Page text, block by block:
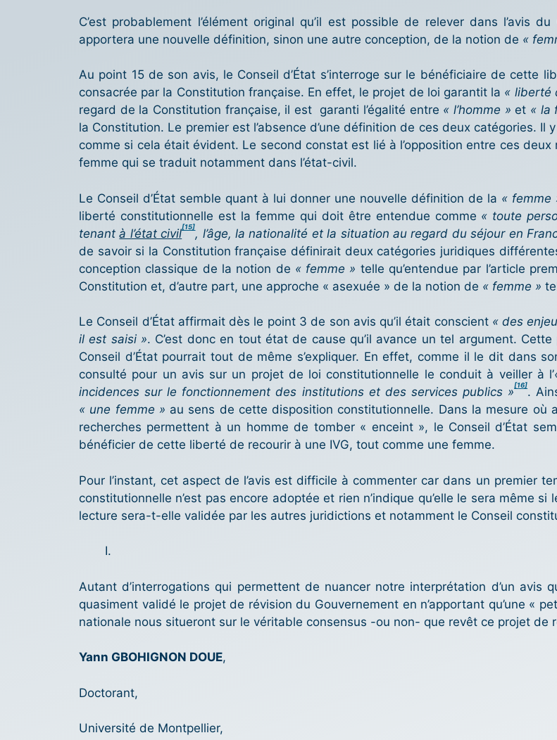
C’est probablement l’élément original qu’il est possible de relever dans l’avis
apportera une nouvelle définition, sinon une autre conception, de la notion de «
Au point 15 de son avis, le Conseil d’État s’interroge sur le bénéficiaire de cette
consacrée par la Constitution française. En effet, le projet de loi garantit la « liberté
regard de la Constitution française, il est garanti l’égalité entre « l’homme » et « la
la Constitution. Le premier est l’absence d’une définition de ces deux catégories.
comme si cela était évident. Le second constat est lié à l’opposition entre ces
femme qui se traduit notamment dans l’état-civil.
Le Conseil d’État semble quant à lui donner une nouvelle définition de la « femme
liberté constitutionnelle est la femme qui doit être entendue comme « toute
tenantà l’état civil[15], l’âge, la nationalité et la situation au regard du séjour en
de savoir si la Constitution française définirait deux catégories juridiques
conception classique de la notion de « femme » telle qu’entendue par l’article
Constitution et, d’autre part, une approche « asexuée » de la notion de « femme »
Le Conseil d’État affirmait dès le point 3 de son avis qu’il était conscient « des
il est saisi ». C’est donc en tout état de cause qu’il avance un tel argument.
Conseil d’État pourrait tout de même s’expliquer. En effet, comme il le dit dans
consulté pour un avis sur un projet de loi constitutionnelle le conduit à veiller à l’
incidences sur le fonctionnement des institutions et des services publics »[16].
« une femme » au sens de cette disposition constitutionnelle. Dans la mesure où
recherches permettent à un homme de tomber « enceint », le Conseil d’État
bénéficier de cette liberté de recourir à une IVG, tout comme une femme.
Pour l’instant, cet aspect de l’avis est difficile à commenter car dans un premier
constitutionnelle n’est pas encore adoptée et rien n’indique qu’elle le sera même
lecture sera-t-elle validée par les autres juridictions et notamment le Conseil
Autant d’interrogations qui permettent de nuancer notre interprétation d’un avis
quasiment validé le projet de révision du Gouvernement en n’apportant qu’une «
nationale nous situeront sur le véritable consensus -ou non- que revêt ce projet de
Yann GBOHIGNON DOUE,
Doctorant,
Université de Montpellier,